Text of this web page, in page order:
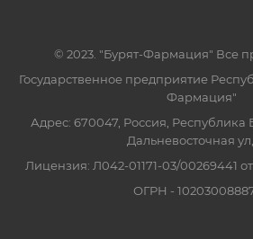
© 2023. "Бурят-Фармация" Все
Государственное предприятие
Фармация"
Адрес: 670047, Россия, Республика
Дальневосточная
Лицензия: Л042-01171-03/00269441
ОГРН -